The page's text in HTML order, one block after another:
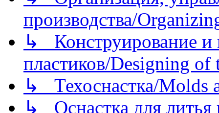
производства/
↳ Конструирование и
пластиков/Designing of
↳ Техоснастка/Molds
↳ Оснастка для литья